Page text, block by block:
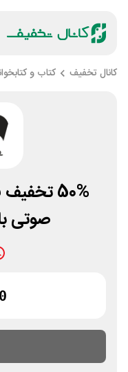
کانال تخفیف کتاب و
50%
صوتی